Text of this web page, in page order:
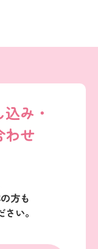
み・
わせ
方も
い。